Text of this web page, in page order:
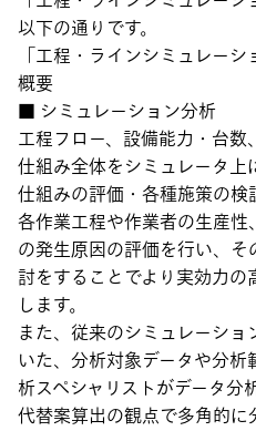
以下の通りです。
「工程・ラインシミュレー
概要
■ シミュレーション分析
工程フロー、設備能力・台数
仕組み全体をシミュレータ上
仕組みの評価・各種施策の検
各作業工程や作業者の生産
の発生原因の評価を行い、
討をすることでより実効力
します。
また、従来のシミュレーショ
いた、分析対象データや分
析スペシャリストがデータ分
代替案算出の観点で多角的に